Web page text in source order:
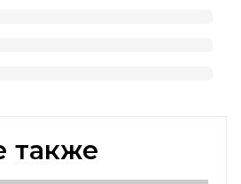
также